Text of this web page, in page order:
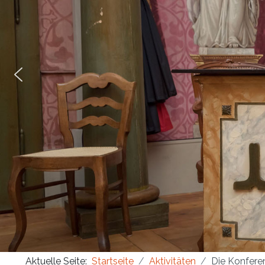
Aktuelle Seite: Startseite Aktivitäten Die
Masonica 47
Masonica 46
Masonica 45